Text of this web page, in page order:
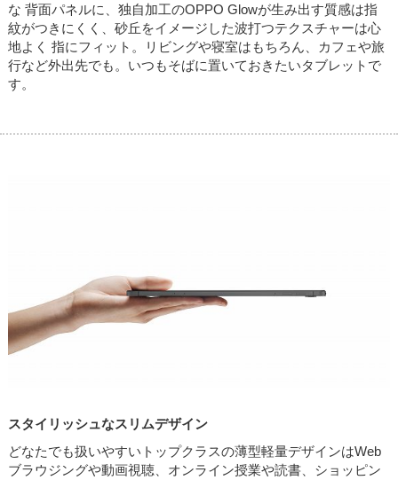
な 背面パネルに、独自加工のOPPO Glowが生み出す質感は指
紋がつきにくく、砂丘をイメージした波打つテクスチャーは心
地よく 指にフィット。リビングや寝室はもちろん、カフェや旅
行など外出先でも。いつもそばに置いておきたいタブレットで
す。
スタイリッシュなスリムデザイン
どなたでも扱いやすいトップクラスの薄型軽量デザインはWeb
ブラウジングや動画視聴、オンライン授業や読書、ショッピン